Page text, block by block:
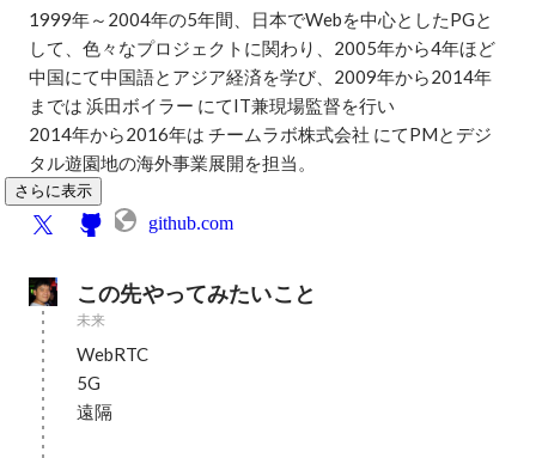
1999年～2004年の5年間、日本でWebを中心としたPGと
して、色々なプロジェクトに関わり、2005年から4年ほど
中国にて中国語とアジア経済を学び、2009年から2014年
までは 浜田ボイラー にてIT兼現場監督を行い
2014年から2016年は チームラボ株式会社 にてPMとデジ
タル遊園地の海外事業展開を担当。
さらに表示
github.com
この先やってみたいこと
未来
WebRTC
5G
遠隔